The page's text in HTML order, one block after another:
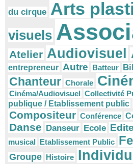
du cirque Arts
visuels
Atelier Audiovisuel
entrepreneur Autre Batteur
Chanteur Chorale
Cinéma/Audiovisuel Collectivité
publique / Etablissement public
Compositeur Conférence
Danse Danseur Ecole
musical Etablissement Public
Groupe Histoire